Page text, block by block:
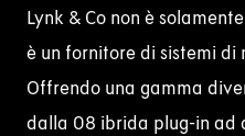
Lynk & Co non è
è un fornitore di sistemi
Offrendo una gamma
dalla 08 ibrida plug-in ad